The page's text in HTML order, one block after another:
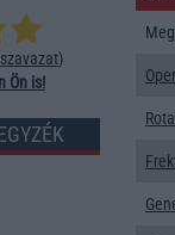
)
Ön is!